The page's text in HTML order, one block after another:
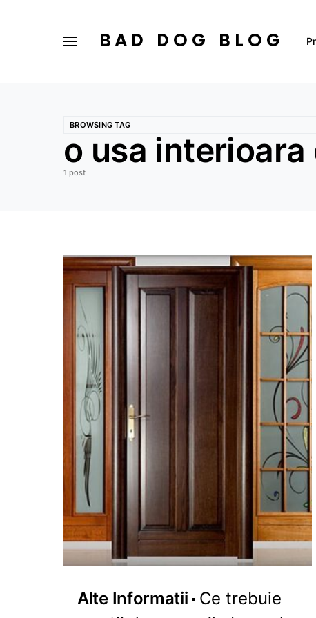
BAD DOG BLOG
BROWSING TAG
o usa interioara
1 post
Alte Informatii
Ce trebuie